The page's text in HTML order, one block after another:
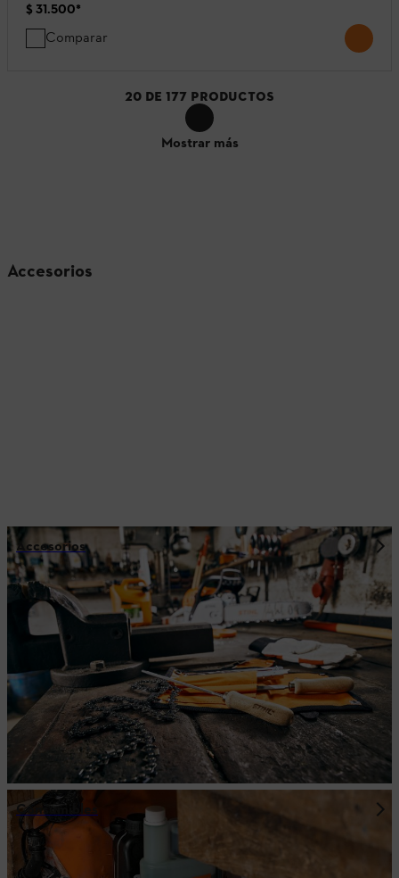
$ 31.500*
Comparar
20 DE 177 PRODUCTOS
Mostrar más
Accesorios
Accesorios
Consumibles